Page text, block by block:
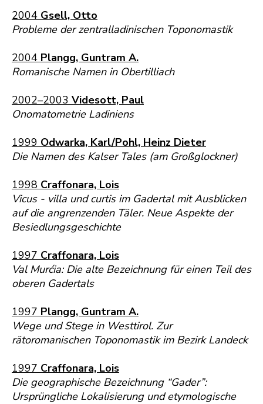
2004 Gsell, Otto
Probleme der zentralladinischen Toponomastik
2004 Plangg, Guntram A.
Romanische Namen in Obertilliach
2002–2003 Videsott, Paul
Onomatometrie Ladiniens
1999 Odwarka, Karl/Pohl, Heinz Dieter
Die Namen des Kalser Tales (am Großglockner)
1998 Craffonara, Lois
Vicus - villa und curtis im Gadertal mit Ausblicken
auf die angrenzenden Täler. Neue Aspekte der
Besiedlungsgeschichte
1997 Craffonara, Lois
Val Murćia: Die alte Bezeichnung für einen Teil des
oberen Gadertals
1997 Plangg, Guntram A.
Wege und Stege in Westtirol. Zur
rätoromanischen Toponomastik im Bezirk Landeck
1997 Craffonara, Lois
Die geographische Bezeichnung “Gader”:
Ursprüngliche Lokalisierung und etymologische